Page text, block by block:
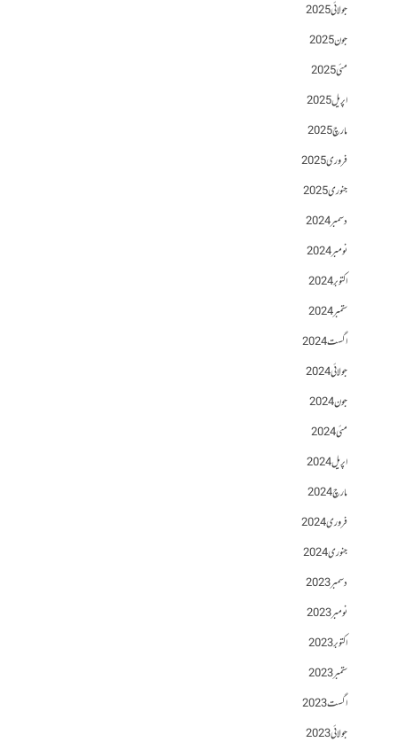
جولائی 2025
جون 2025
مئی 2025
اپریل 2025
مارچ 2025
فروری 2025
جنوری 2025
دسمبر 2024
نومبر 2024
اکتوبر 2024
ستمبر 2024
اگست 2024
جولائی 2024
جون 2024
مئی 2024
اپریل 2024
مارچ 2024
فروری 2024
جنوری 2024
دسمبر 2023
نومبر 2023
اکتوبر 2023
ستمبر 2023
اگست 2023
جولائی 2023